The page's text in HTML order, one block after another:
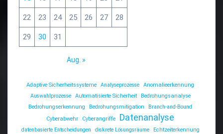
22 23 24 25 26 27 28
29 30 31
Aug. »
Adaptive Sicherheitssysteme Analyseprozesse
Anomalieerkennung
Auswahlprozesse
Automatisierte Sicherheit
Bedrohungsanalyse
Bedrohungserkennung
Bedrohungsmitigation
Branch-and-Bound
Cyberabwehr
Cyberangriffe Datenanalyse
datenbasierte Entscheidungen diskrete Lösungsräume Echtzeiterkennung